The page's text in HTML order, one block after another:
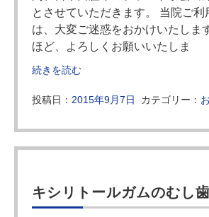
とさせていただきます。 当院ご利
は、大変ご迷惑をおかけいたしま
ほど、よろしくお願いいたしま
続きを読む
投稿日： 2015年9月7日 カテゴリー：
キシリトールガムのむし